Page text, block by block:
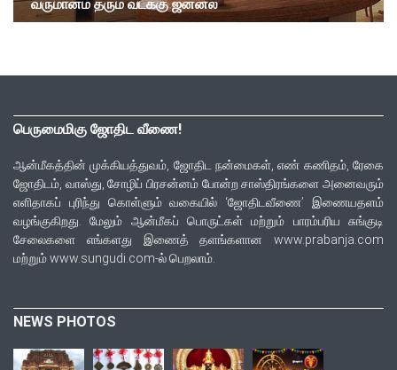
வருமானம் தரும் வடக்கு ஜன்னல்
பெருமைமிகு ஜோதிட வீணை!
ஆன்மீகத்தின் முக்கியத்துவம், ஜோதிட நன்மைகள், எண் கணிதம், ரேகை
ஜோதிடம், வாஸ்து, சோழிப் பிரசன்னம் போன்ற சாஸ்திரங்களை அனைவரும்
எளிதாகப் புரிந்து கொள்ளும் வகையில் ‘ஜோதிடவீணை’ இணையதளம்
வழங்குகிறது. மேலும் ஆன்மீகப் பொருட்கள் மற்றும் பாரம்பரிய சுங்குடி
சேலைகளை எங்களது இணைத் தளங்களான www.prabanja.com
மற்றும் www.sungudi.com-ல் பெறலாம்.
NEWS PHOTOS